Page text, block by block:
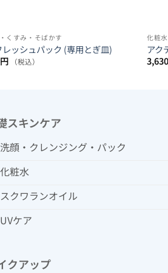
くすみ・そばかす
レッシュパック (専用とぎ皿)
円 （税込）
化粧水
アク
スキンケア
洗顔・クレンジング・パック
化粧水
スクワランオイル
UVケア
クアップ